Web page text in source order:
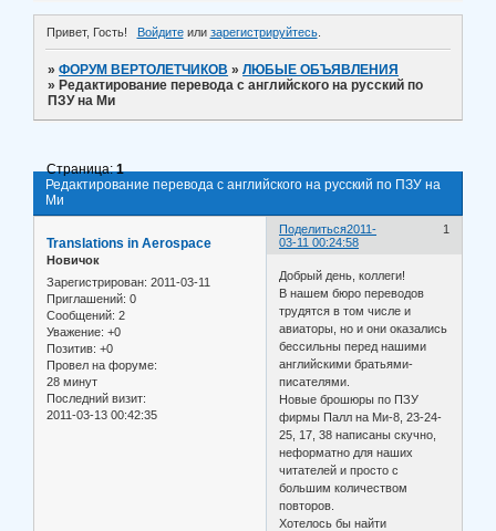
Привет, Гость! Войдитеили зарегистрируйтесь.
»ФОРУМ ВЕРТОЛЕТЧИКОВ »ЛЮБЫЕ ОБЪЯВЛЕНИЯ
» Редактирование перевода с английского на русский по
ПЗУ на Ми
Редактирование перевода с английского на русский по ПЗУ на
Ми
Страница:1
Поделиться 1
2011-
03-11 00:24:58
Translations in Aerospace
Новичок
Зарегистрирован: 2011-03-11
Приглашений: 0
Сообщений: 2
Уважение: +0
Позитив: +0
Провел на форуме:
28 минут
Последний визит:
2011-03-13 00:42:35
Добрый день, коллеги!
В нашем бюро переводов
трудятся в том числе и
авиаторы, но и они оказались
бессильны перед нашими
английскими братьями-
писателями.
Новые брошюры по ПЗУ
фирмы Палл на Ми-8, 23-24-
25, 17, 38 написаны скучно,
неформатно для наших
читателей и просто с
большим количеством
повторов.
Хотелось бы найти